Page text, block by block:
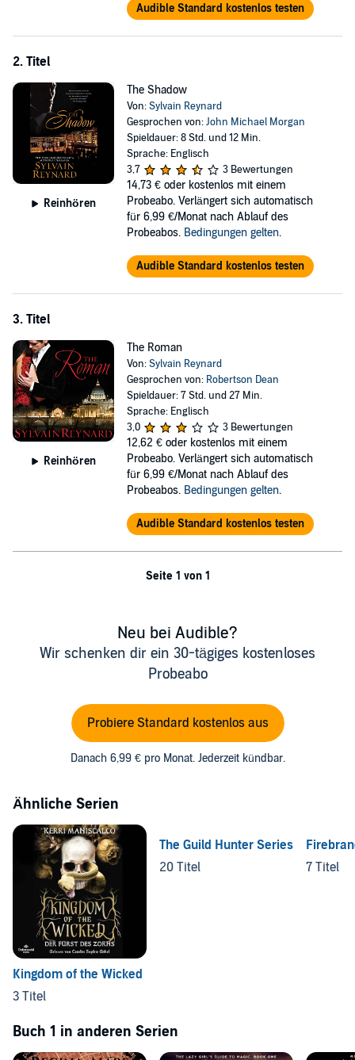
Audible Standard kostenlos testen
2. Titel
Reinhören
The Shadow
Von:Sylvain Reynard
Gesprochen von:John Michael Morgan
Spieldauer: 8 Std. und 12 Min.
Sprache: Englisch
3,7
3 Bewertungen
14,73 € oder kostenlos mit einem
Probeabo. Verlängert sich automatisch
für 6,99 €/Monat nach Ablauf des
Probeabos. Bedingungen gelten.
Audible Standard kostenlos testen
3. Titel
Reinhören
The Roman
Von:Sylvain Reynard
Gesprochen von: Robertson Dean
Spieldauer: 7 Std. und 27 Min.
Sprache: Englisch
3,0
3 Bewertungen
12,62 € oder kostenlos mit einem
Probeabo. Verlängert sich automatisch
für 6,99 €/Monat nach Ablauf des
Probeabos. Bedingungen gelten.
Audible Standard kostenlos testen
Seite 1 von 1
Neu bei Audible?
Wir schenken dir ein 30-tägiges kostenloses
Probeabo
Probiere Standard kostenlos aus
Danach 6,99 € pro Monat. Jederzeit kündbar.
Ähnliche Serien
Kingdom of the Wicked
3 Titel
The Guild Hunter Series
20 Titel
7 Titel
Buch 1 in anderen Serien